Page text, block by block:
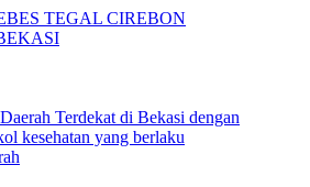
TEGAL CIREBON
Terdekat di Bekasi dengan
kesehatan yang berlaku